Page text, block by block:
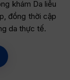
khám Da liễu
đồng thời cập
da thực tế.